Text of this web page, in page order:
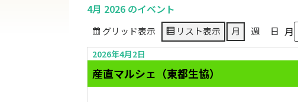
4月 2026 のイベント
グリッド表示 リスト表示 月 週 日 月
2026年4月2日
産直マルシェ（東都生協）